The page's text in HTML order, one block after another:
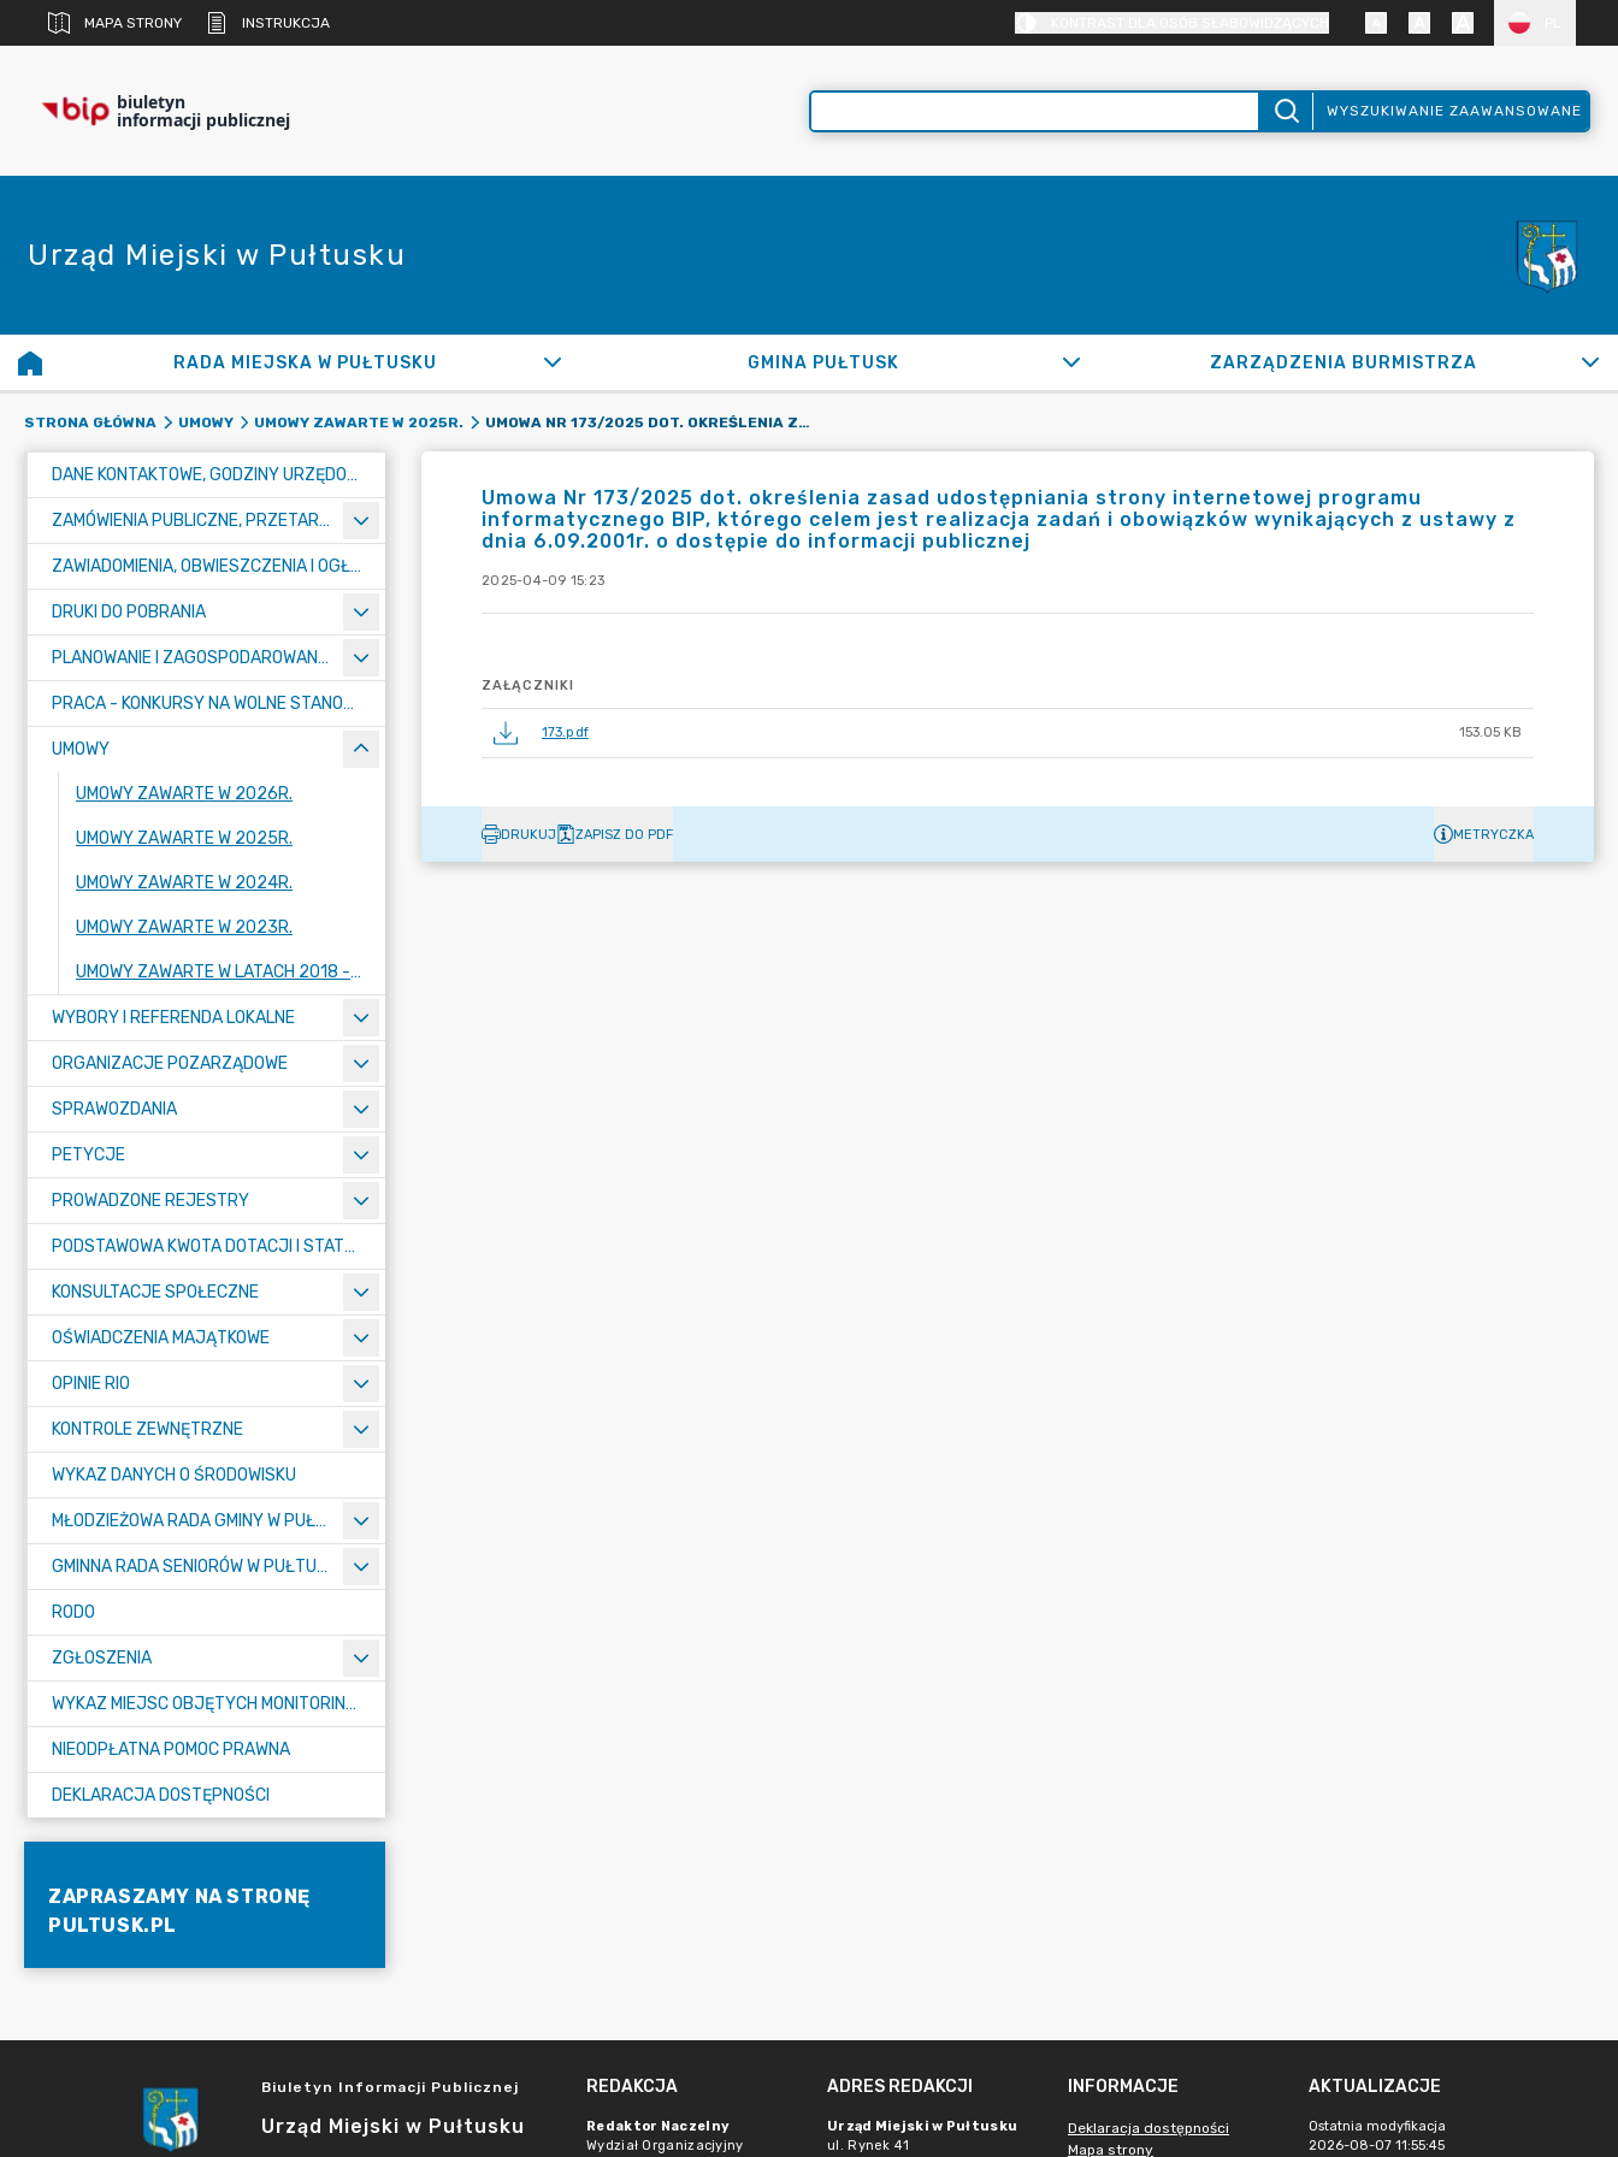
MAPA STRONY INSTRUKCJA
biuletyn
informacji publicznej WYSZUKIWANIE ZAAWANSOWANE
Urząd Miejski w Pułtusku
RADA MIEJSKA W PUŁTUSKU GMINA PUŁTUSK ZARZĄDZENIA BURMISTRZA
STRONA GŁÓWNA UMOWY UMOWY ZAWARTE W 2025R. UMOWA NR 173/2025 DOT. OKREŚLENIA ZASAD UDOSTĘPNIANIA STRONY INTERNETOWEJ PROGRAMU INFORMATYCZNEGO BIP, KTÓREGO CELEM JEST REALIZACJA ZADAŃ I OBOWIĄZKÓW WYNIKAJĄCYCH Z USTAWY Z DNIA 6.09.2001R. O DOSTĘPIE DO INFORMACJI PUBLICZNEJ
DANE KONTAKTOWE, GODZINY URZĘDOWANIA I NUMER KONTA BANKOWEGO
ZAMÓWIENIA PUBLICZNE, PRZETARGI, KONKURSY
ZAWIADOMIENIA, OBWIESZCZENIA I OGŁOSZENIA
DRUKI DO POBRANIA
PLANOWANIE I ZAGOSPODAROWANIE PRZESTRZENNE
PRACA - KONKURSY NA WOLNE STANOWISKA
UMOWY
UMOWY ZAWARTE W 2026R.
UMOWY ZAWARTE W 2025R.
UMOWY ZAWARTE W 2024R.
UMOWY ZAWARTE W 2023R.
UMOWY ZAWARTE W LATACH 2018 - 2022
WYBORY I REFERENDA LOKALNE
ORGANIZACJE POZARZĄDOWE
SPRAWOZDANIA
PETYCJE
PROWADZONE REJESTRY
PODSTAWOWA KWOTA DOTACJI I STATYSTYCZNA LICZBA UCZNIÓW
KONSULTACJE SPOŁECZNE
OŚWIADCZENIA MAJĄTKOWE
OPINIE RIO
KONTROLE ZEWNĘTRZNE
WYKAZ DANYCH O ŚRODOWISKU
MŁODZIEŻOWA RADA GMINY W PUŁTUSKU
GMINNA RADA SENIORÓW W PUŁTUSKU
RODO
ZGŁOSZENIA
WYKAZ MIEJSC OBJĘTYCH MONITORINGIEM
NIEODPŁATNA POMOC PRAWNA
DEKLARACJA DOSTĘPNOŚCI
ZAPRASZAMY NA STRONĘ
PULTUSK.PL
Umowa Nr 173/2025 dot. określenia zasad udostępniania strony internetowej programu
informatycznego BIP, którego celem jest realizacja zadań i obowiązków wynikających z ustawy z
dnia 6.09.2001r. o dostępie do informacji publicznej
2025-04-09 15:23
ZAŁĄCZNIKI
173.pdf 153.05 KB
DRUKUJ ZAPISZ DO PDF METRYCZKA
Biuletyn Informacji Publicznej
Urząd Miejski w Pułtusku
REDAKCJA
Redaktor Naczelny
Wydział Organizacjyjny
ADRES REDAKCJI
Urząd Miejski w Pułtusku
ul. Rynek 41
INFORMACJE
Deklaracja dostępności
Mapa strony
AKTUALIZACJE
Ostatnia modyfikacja
2026-08-07 11:55:45